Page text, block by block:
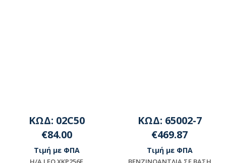
ΚΩΔ: 02C50
€84.00
Τιμή με ΦΠΑ
ΚΩΔ: 65002-7
€469.87
Τιμή με ΦΠΑ